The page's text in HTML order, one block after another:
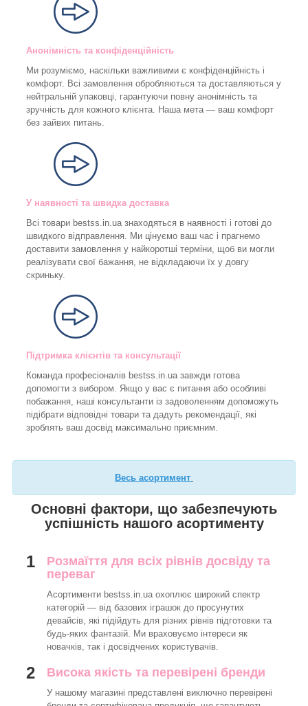
Анонімність та конфіденційність
Ми розуміємо, наскільки важливими є конфіденційність і
комфорт. Всі замовлення обробляються та доставляються у
нейтральній упаковці, гарантуючи повну анонімність та
зручність для кожного клієнта. Наша мета — ваш комфорт
без зайвих питань.
У наявності та швидка доставка
Всі товари bestss.in.ua знаходяться в наявності і готові до
швидкого відправлення. Ми цінуємо ваш час і прагнемо
доставити замовлення у найкоротші терміни, щоб ви могли
реалізувати свої бажання, не відкладаючи їх у довгу
скриньку.
Підтримка клієнтів та консультації
Команда професіоналів bestss.in.ua завжди готова
допомогти з вибором. Якщо у вас є питання або особливі
побажання, наші консультанти із задоволенням допоможуть
підібрати відповідні товари та дадуть рекомендації, які
зроблять ваш досвід максимально приємним.
Весь асортимент
Основні фактори, що забезпечують
успішність нашого асортименту
1
Розмаїття для всіх рівнів досвіду та
переваг
Асортименти bestss.in.ua охоплює широкий спектр
категорій — від базових іграшок до просунутих
девайсів, які підійдуть для різних рівнів підготовки та
будь-яких фантазій. Ми враховуємо інтереси як
новачків, так і досвідчених користувачів.
2 Висока якість та перевірені бренди
У нашому магазині представлені виключно перевірені